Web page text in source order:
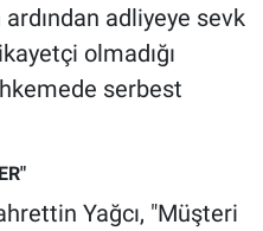
adliyeye sevk
olmadığı
serbest
Yağcı, "Müşteri